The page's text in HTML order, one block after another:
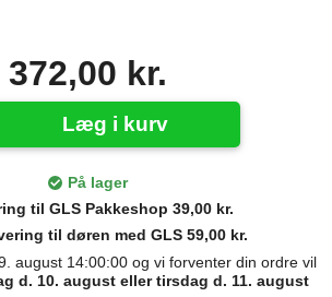
372,00 kr.
Læg i kurv
På lager
til GLS Pakkeshop 39,00 kr.
til døren med GLS 59,00 kr.
august 14:00:00 og vi forventer din ordre vil
d. 10. august eller tirsdag d. 11. august